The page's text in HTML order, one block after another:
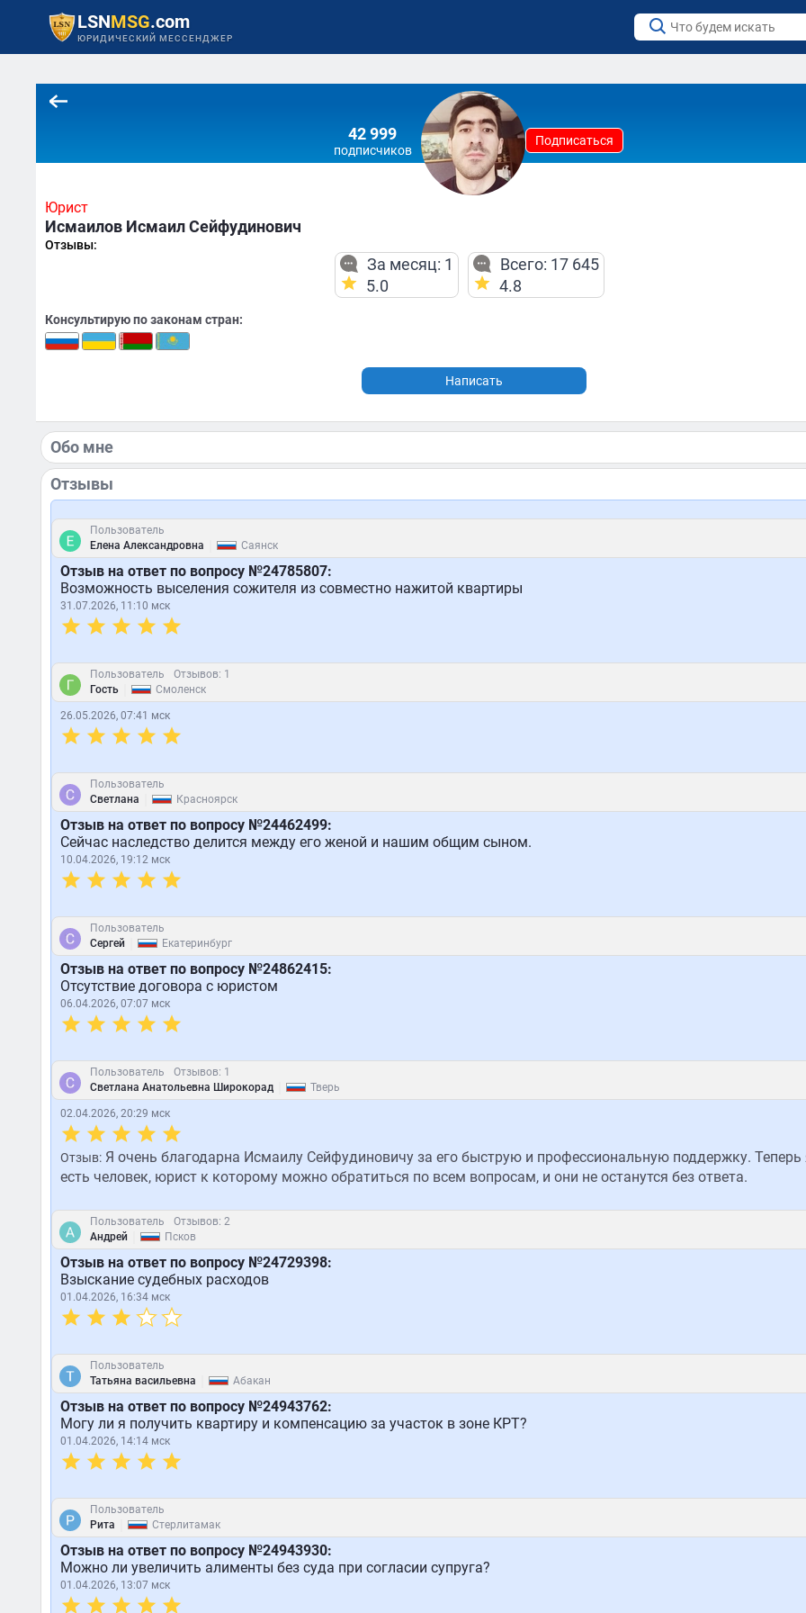
LSNMSG.com
ЮРИДИЧЕСКИЙ МЕССЕНДЖЕР
42 999
подписчиков
Подписаться
Юрист
Исмаилов Исмаил Сейфудинович
Отзывы:
За месяц: 1
5.0
Всего: 17 645
4.8
Консультирую по законам стран:
Написать
Обо мне
Отзывы
Пользователь
Елена Александровна
Саянск
Отзыв на ответ по вопросу №24785807:
Возможность выселения сожителя из совместно нажитой квартиры
31.07.2026, 11:10 мск
Пользователь
Отзывов: 1
Гость
Смоленск
26.05.2026, 07:41 мск
Пользователь
Светлана
Красноярск
Отзыв на ответ по вопросу №24462499:
Сейчас наследство делится между его женой и нашим общим сыном.
10.04.2026, 19:12 мск
Пользователь
Сергей
Екатеринбург
Отзыв на ответ по вопросу №24862415:
Отсутствие договора с юристом
06.04.2026, 07:07 мск
Пользователь
Отзывов: 1
Светлана Анатольевна Широкорад
Тверь
02.04.2026, 20:29 мск
Отзыв:Я очень благодарна Исмаилу Сейфудиновичу за его быструю и профессиональную поддержку. Теперь
есть человек, юрист к которому можно обратиться по всем вопросам, и они не останутся без ответа.
Пользователь
Отзывов: 2
Андрей
Псков
Отзыв на ответ по вопросу №24729398:
Взыскание судебных расходов
01.04.2026, 16:34 мск
Пользователь
Татьяна васильевна
Абакан
Отзыв на ответ по вопросу №24943762:
Могу ли я получить квартиру и компенсацию за участок в зоне КРТ?
01.04.2026, 14:14 мск
Пользователь
Рита
Стерлитамак
Отзыв на ответ по вопросу №24943930:
Можно ли увеличить алименты без суда при согласии супруга?
01.04.2026, 13:07 мск